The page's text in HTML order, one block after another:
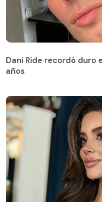
Dani Ride recordó duro
años